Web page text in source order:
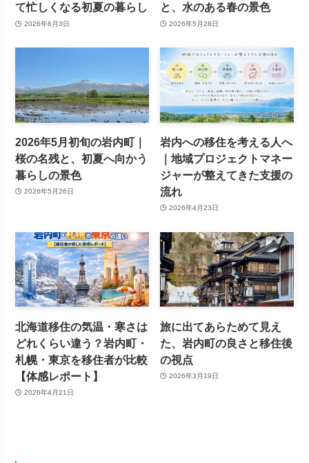
て忙しくなる初夏の暮らし
2026年6月3日
と、水のある春の景色
2026年5月28日
2026年5月初旬の岩内町｜
桜の名残と、初夏へ向かう
暮らしの景色
2026年5月26日
岩内への移住を考える人へ
｜地域プロジェクトマネー
ジャーが整えてきた支援の
流れ
2026年4月23日
北海道移住の気温・寒さは
どれくらい違う？岩内町・
札幌・東京を移住者が比較
【体感レポート】
2026年4月21日
旅に出てあらためて見え
た、岩内町の良さと移住後
の視点
2026年3月19日